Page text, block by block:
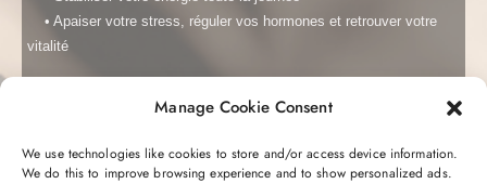
Manage Cookie Consent
We use technologies like cookies to store and/or access device information.
We do this to improve browsing experience and to show personalized ads.
Me garder connecté Mot de passe oublié ?
Se connecter
• Apaiser votre stress, réguler vos hormones et retrouver votre
vitalité
C’est totalement gratuit et transformant.
Vous recevrez pendant 5 jours un email avec des conseils, des
astuces, et une action à réaliser pour retrouver votre équilibre